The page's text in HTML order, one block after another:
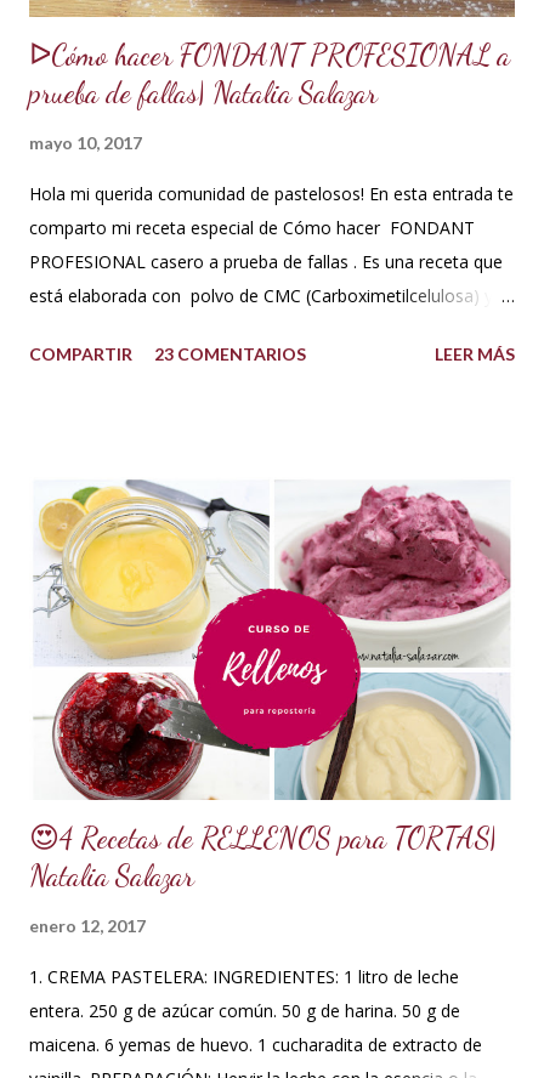
ᐅCómo hacer FONDANT PROFESIONAL a
prueba de fallas| Natalia Salazar
mayo 10, 2017
Hola mi querida comunidad de pastelosos! En esta entrada te
comparto mi receta especial de Cómo hacer FONDANT
PROFESIONAL casero a prueba de fallas . Es una receta que
está elaborada con polvo de CMC (Carboximetilcelulosa) y
que le aportan a la masa elasticidad, firmeza y le ayudan a
maíz o miel de Karo (1/2 taza). Y para climas cálidos usar
Glucosa, la misma cantidad. *7.5 ml de CMC o Tylose *2.5
ml de goma Xantana (Xanthan gum) *1 cucharada de 15 ml
de manteca blanca hidrogenada tipo Crisco o 10 gramos *75
ml de agua o 5 cucharadas de 15 ml *Esencia de almendras
o al gusto *5 ml de VINAGRE BLANCO (opcional, funciona
como preservante) *1 cucharadita de Glicerina ( usar solo si
el clima es ...
COMPARTIR 23 COMENTARIOS LEER MÁS
😍4 Recetas de RELLENOS para TORTAS|
Natalia Salazar
enero 12, 2017
1. CREMA PASTELERA: INGREDIENTES: 1 litro de leche
entera. 250 g de azúcar común. 50 g de harina. 50 g de
maicena. 6 yemas de huevo. 1 cucharadita de extracto de